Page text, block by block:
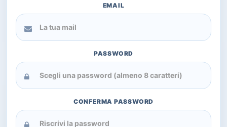
EMAIL
PASSWORD
CONFERMA PASSWORD